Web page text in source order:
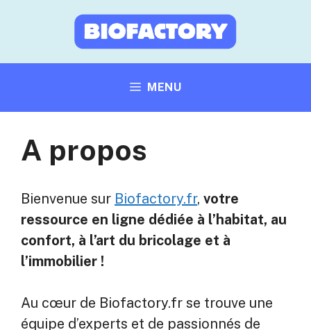
MENU
A propos
Bienvenue sur Biofactory.fr, votre
ressource en ligne dédiée à l’habitat, au
confort, à l’art du bricolage et à
l’immobilier !
Au cœur de Biofactory.fr se trouve une
équipe d’experts et de passionnés de